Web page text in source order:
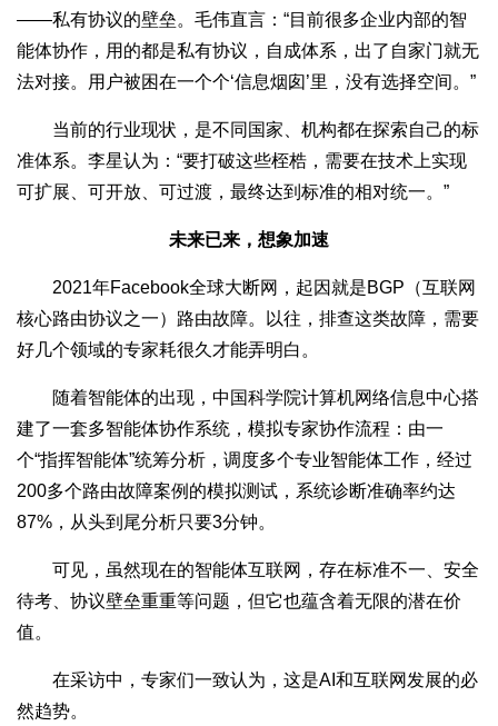
——私有协议的壁垒。毛伟直言：“目前很多企业内部的智
能体协作，用的都是私有协议，自成体系，出了自家门就无
法对接。用户被困在一个个‘信息烟囱’里，没有选择空间。”
当前的行业现状，是不同国家、机构都在探索自己的标
准体系。李星认为：“要打破这些桎梏，需要在技术上实现
可扩展、可开放、可过渡，最终达到标准的相对统一。”
未来已来，想象加速
2021年Facebook全球大断网，起因就是BGP（互联网
核心路由协议之一）路由故障。以往，排查这类故障，需要
好几个领域的专家耗很久才能弄明白。
随着智能体的出现，中国科学院计算机网络信息中心搭
建了一套多智能体协作系统，模拟专家协作流程：由一
个“指挥智能体”统筹分析，调度多个专业智能体工作，经过
200多个路由故障案例的模拟测试，系统诊断准确率约达
87%，从头到尾分析只要3分钟。
可见，虽然现在的智能体互联网，存在标准不一、安全
待考、协议壁垒重重等问题，但它也蕴含着无限的潜在价
值。
在采访中，专家们一致认为，这是AI和互联网发展的必
然趋势。